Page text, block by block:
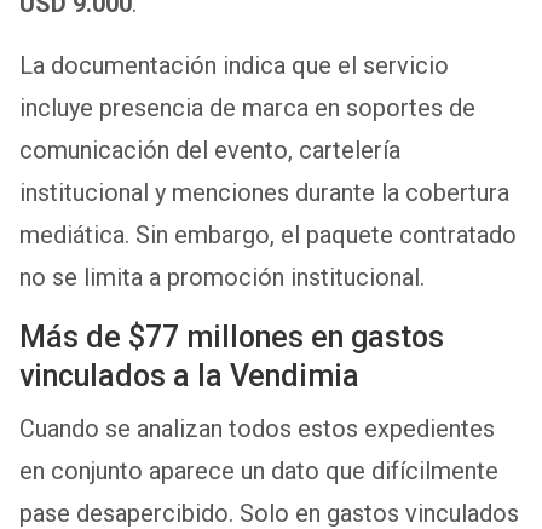
La documentación indica que el servicio
incluye presencia de marca en soportes de
comunicación del evento, cartelería
institucional y menciones durante la cobertura
mediática. Sin embargo, el paquete contratado
no se limita a promoción institucional.
Más de $77 millones en gastos
vinculados a la Vendimia
Cuando se analizan todos estos expedientes
en conjunto aparece un dato que difícilmente
pase desapercibido. Solo en gastos vinculados